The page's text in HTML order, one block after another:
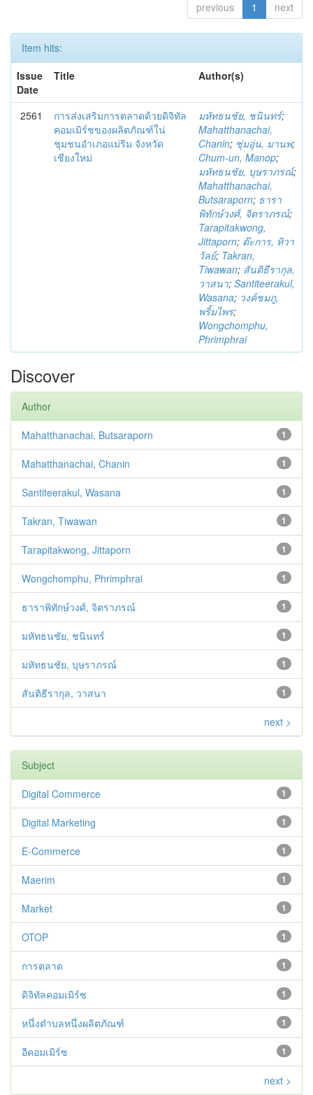
previous 1 next
Item hits:
Issue
Date
Title Author(s)
2561
การส่งเสริมการตลาดด้วยดิจิทัล
คอมเมิร์ชของผลิตภัณฑ์ใน่
ชุมชนอำเภอแม่ริม จังหวัด
เชียงใหม่
มหัทธนชัย, ชนินทร์;
Mahatthanachai,
Chanin; ชุ่มอุ่น, มานพ;
Chum-un, Manop;
มหัทธนชัย, บุษราภรณ์;
Mahatthanachai,
Butsaraporn; ธารา
พิทักษ์วงศ์, จิตราภรณ์;
Tarapitakwong,
Jittaporn; ต๊ะการ, ทิวา
วัลย์; Takran,
Tiwawan; สันติธีรากุล,
วาสนา; Santiteerakul,
Wasana; วงค์ชมภู,
พริ้มไพร;
Wongchomphu,
Phrimphrai
Discover
Author
1
Mahatthanachai, Butsaraporn
1
Mahatthanachai, Chanin
1
Santiteerakul, Wasana
1
Takran, Tiwawan
1
Tarapitakwong, Jittaporn
1
Wongchomphu, Phrimphrai
1
ธาราพิทักษ์วงศ์, จิตราภรณ์
1
มหัทธนชัย, ชนินทร์
1
มหัทธนชัย, บุษราภรณ์
1
สันติธีรากุล, วาสนา
next >
Subject
1
Digital Commerce
1
Digital Marketing
1
E-Commerce
1
Maerim
1
Market
1
OTOP
1
การตลาด
1
ดิจิทัลคอมเมิร์ซ
1
หนึ่งตำบลหนึ่งผลิตภัณฑ์
1
อีคอมเมิร์ซ
next >